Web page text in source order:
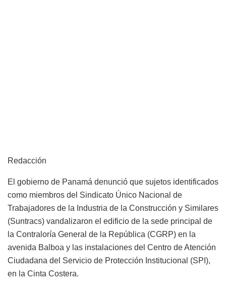
Redacción
El gobierno de Panamá denunció que sujetos identificados
como miembros del Sindicato Único Nacional de
Trabajadores de la Industria de la Construcción y Similares
(Suntracs) vandalizaron el edificio de la sede principal de
la Contraloría General de la República (CGRP) en la
avenida Balboa y las instalaciones del Centro de Atención
Ciudadana del Servicio de Protección Institucional (SPI),
en la Cinta Costera.